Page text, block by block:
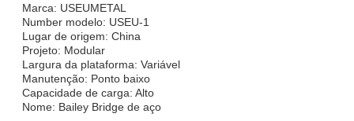
Marca: USEUMETAL
Number modelo: USEU-1
Lugar de origem: China
Projeto: Modular
Largura da plataforma: Variável
Manutenção: Ponto baixo
Capacidade de carga: Alto
Nome: Bailey Bridge de aço